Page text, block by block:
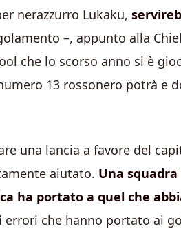
nerazzurro Lukaku,
–, appunto alla
che lo scorso anno si è
13 rossonero potrà e
una lancia a favore del
aiutato. Una
ha portato a quel che
che hanno portato ai